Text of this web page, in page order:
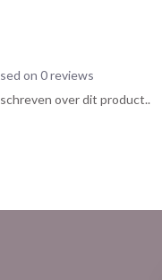
on 0 reviews
over dit product..